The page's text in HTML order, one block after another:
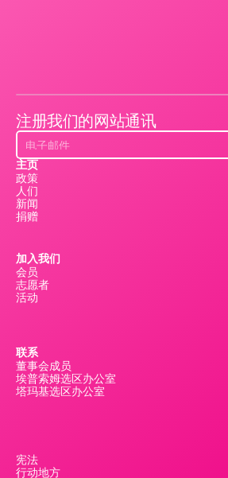
注册我们的网站通讯
主页
政策
人们
新闻
捐赠
加入我们
会员
志愿者
活动
联系
董事会成员
埃普索姆选区办公室
塔玛基选区办公室
宪法
行动地方